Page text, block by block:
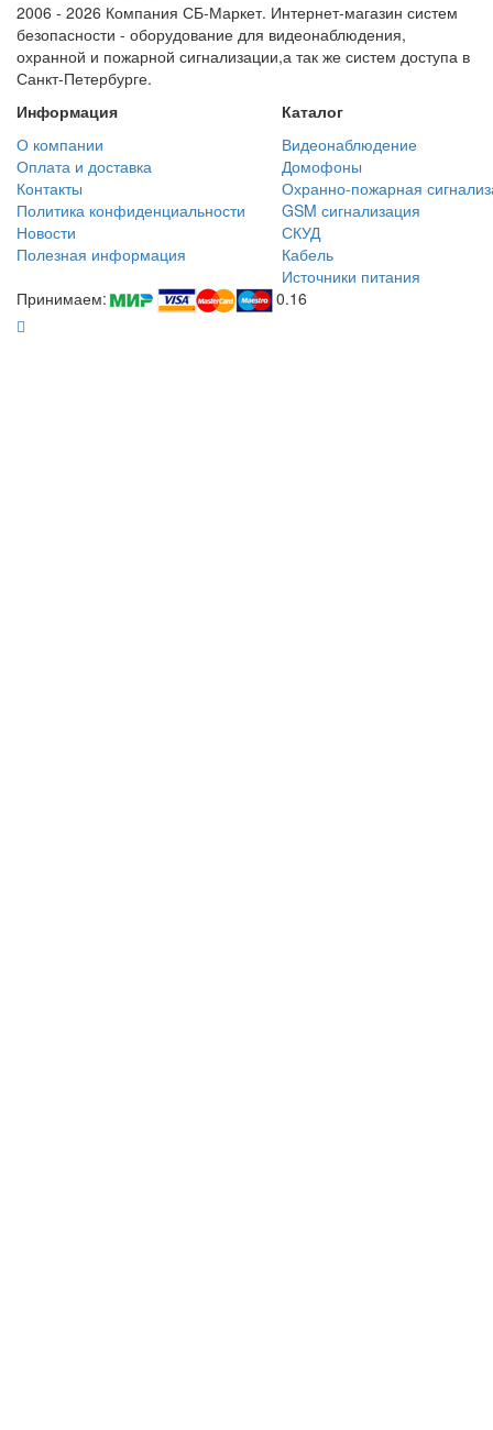
2006 - 2026 Компания СБ-Маркет. Интернет-магазин систем
безопасности - оборудование для видеонаблюдения,
охранной и пожарной сигнализации,а так же систем доступа в
Санкт-Петербурге.
Информация
Каталог
О компании
Видеонаблюдение
Оплата и доставка
Домофоны
Контакты
Охранно-пожарная
Политика конфиденциальности
GSM сигнализация
Новости
СКУД
Полезная информация
Кабель
Источники питания
Принимаем:
0.16